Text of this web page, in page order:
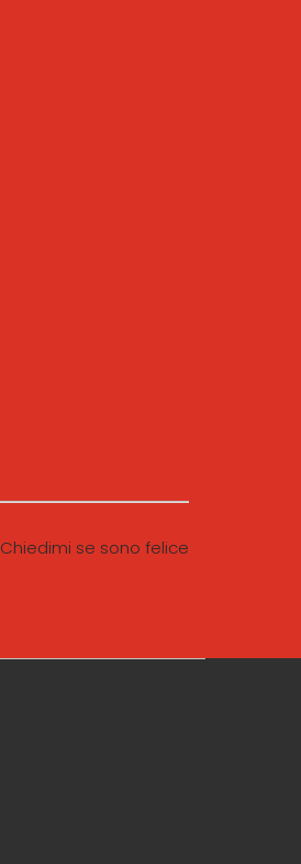
Chiedimi se sono felice